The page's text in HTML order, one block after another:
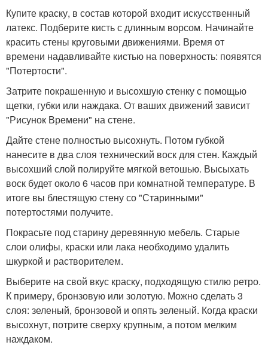
Купите краску, в состав которой входит искусственный
латекс. Подберите кисть с длинным ворсом. Начинайте
красить стены круговыми движениями. Время от
времени надавливайте кистью на поверхность: появятся
"Потертости".
Затрите покрашенную и высохшую стенку с помощью
щетки, губки или наждака. От ваших движений зависит
"Рисунок Времени" на стене.
Дайте стене полностью высохнуть. Потом губкой
нанесите в два слоя технический воск для стен. Каждый
высохший слой полируйте мягкой ветошью. Высыхать
воск будет около 6 часов при комнатной температуре. В
итоге вы блестящую стену со "Старинными"
потертостями получите.
Покрасьте под старину деревянную мебель. Старые
слои олифы, краски или лака необходимо удалить
шкуркой и растворителем.
Выберите на свой вкус краску, подходящую стилю ретро.
К примеру, бронзовую или золотую. Можно сделать 3
слоя: зеленый, бронзовой и опять зеленый. Когда краски
высохнут, потрите сверху крупным, а потом мелким
наждаком.